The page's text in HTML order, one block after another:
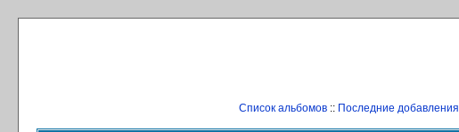
Список альбомов :: Последние добавления